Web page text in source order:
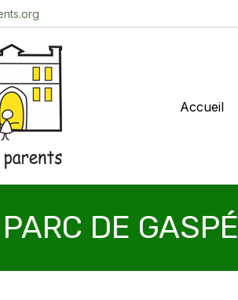
Accueil
DE GASPÉ